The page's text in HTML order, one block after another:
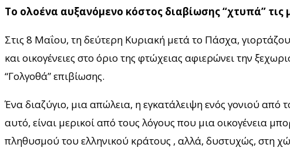
Το ολοένα αυξανόμενο κόστος διαβίωσης “χτυπά” τις
Στις 8 Μαΐου, τη δεύτερη Κυριακή μετά το Πάσχα,
και οικογένειες στο όριο της φτώχειας αφιερώνει την
“Γολγοθά” επιβίωσης.
Ένα διαζύγιο, μια απώλεια, η εγκατάλειψη ενός γονιού
αυτό, είναι μερικοί από τους λόγους που μια οικογένεια
πληθυσμού του ελληνικού κράτους , αλλά, δυστυχώς, στη